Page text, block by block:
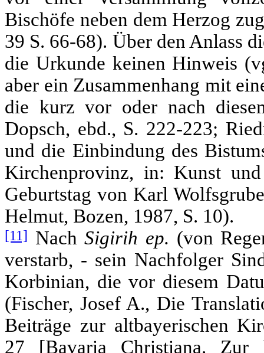
Bischöfe neben dem Herzog
39 S. 66-68). Über den Anlass
die Urkunde keinen Hinweis
aber ein Zusammenhang mit
die kurz vor oder nach
Dopsch, ebd., S. 222-223;
und die Einbindung des
Kirchenprovinz, in: Kunst
Geburtstag von Karl
Helmut, Bozen, 1987, S. 10).
[11] NachSigirih ep. (von
verstarb, - sein Nachfolger
Korbinian, die vor diesem
(Fischer, Josef A., Die
Beiträge zur altbayerischen
27 [Bavaria Christiana. Zur